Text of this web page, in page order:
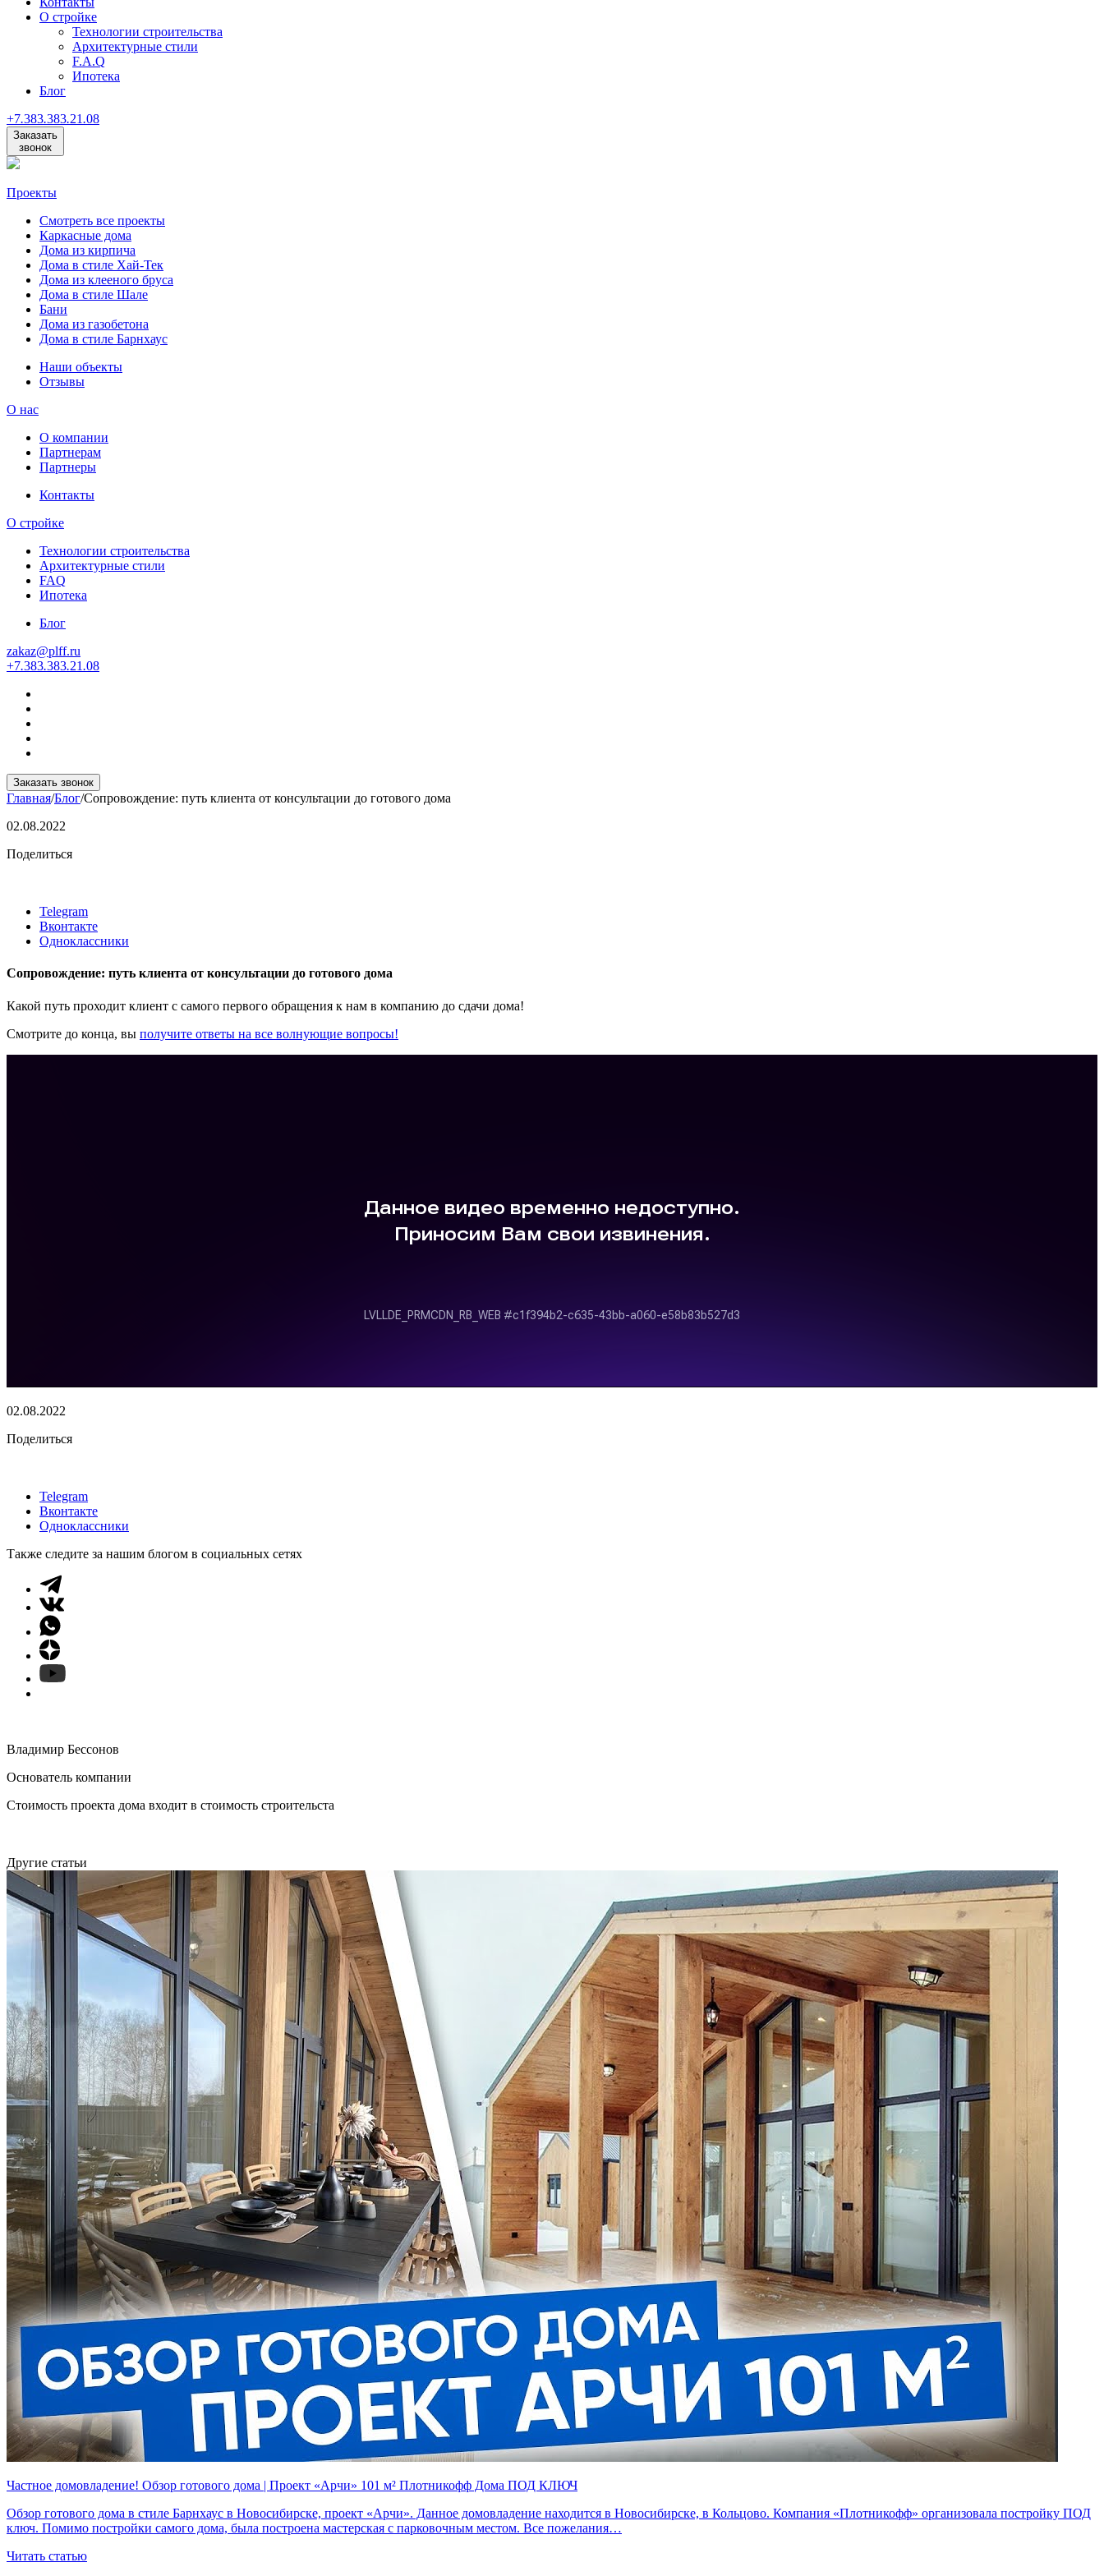
О стройке
Технологии строительства
Архитектурные стили
F.A.Q
Ипотека
Блог
+7.383.383.21.08
Заказать
звонок
Проекты
Смотреть все проекты
Каркасные дома
Дома из кирпича
Дома в стиле Хай-Тек
Дома из клееного бруса
Дома в стиле Шале
Бани
Дома из газобетона
Дома в стиле Барнхаус
Наши объекты
Отзывы
О нас
О компании
Партнерам
Партнеры
Контакты
О стройке
Технологии строительства
Архитектурные стили
FAQ
Ипотека
Блог
zakaz@plff.ru
+7.383.383.21.08
Заказать звонок
Главная/Блог/Сопровождение: путь клиента от консультации до готового дома
02.08.2022
Поделиться
Telegram
Вконтакте
Одноклассники
Сопровождение: путь клиента от консультации до готового дома
Какой путь проходит клиент с самого первого обращения к нам в компанию до сдачи дома!
Смотрите до конца, вы получите ответы на все волнующие вопросы!
02.08.2022
Поделиться
Telegram
Вконтакте
Одноклассники
Также следите за нашим блогом в социальных сетях
Владимир Бессонов
Основатель компании
Стоимость проекта дома входит в стоимость строительста
Другие статьи
Частное домовладение! Обзор готового дома | Проект «Арчи» 101 м² Плотникофф Дома ПОД КЛЮЧ
Обзор готового дома в стиле Барнхаус в Новосибирске, проект «Арчи». Данное домовладение находится в Новосибирске, в Кольцово. Компания «Плотникофф» организовала постройку ПОД
ключ. Помимо постройки самого дома, была построена мастерская с парковочным местом. Все пожелания…
Читать статью